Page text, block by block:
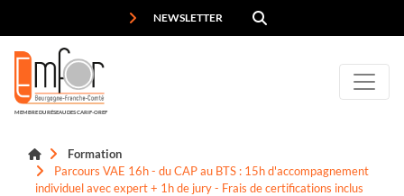
NEWSLETTER
MEMBRE DU RÉSEAU DES CARIF-OREF
Formation
Parcours VAE 16h - du CAP au BTS : 15h d'accompagnement
individuel avec expert + 1h de jury - Frais de certifications inclus
Panneau de gestion des cookies